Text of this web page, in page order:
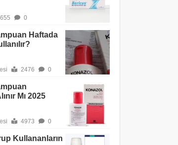
0
Haftada
2476 0
Mı 2025
4973 0
Kullananların